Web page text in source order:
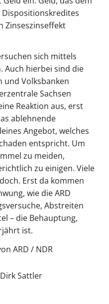
Dispositionskredites
Zinseszinseffekt
sich mittels
Auch hierbei sind die
und Volksbanken
Sachsen
Reaktion aus, erst
ablehnende
Angebot, welches
entspricht. Um
zu meiden,
zu einigen. Viele
Erst da kommen
wie die ARD
Abstreiten
– die Behauptung,
ist.
ARD / NDR
Sattler